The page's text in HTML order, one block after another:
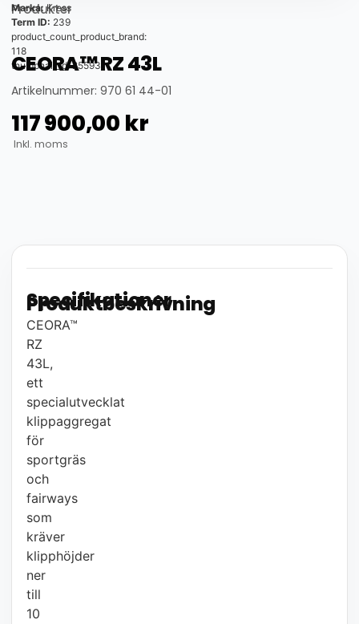
Produkter
Marka: Kress
Term ID: 239
product_count_product_brand:
118
thumbnail_id: 25593
CEORA™ RZ 43L
Artikelnummer: 970 61 44-01
117 900,00 kr
Inkl. moms
Produktbeskrivning
CEORA™
RZ
43L,
ett
specialutvecklat
klippaggregat
för
sportgräs
och
fairways
som
kräver
klipphöjder
ner
till
10
Specifikationer